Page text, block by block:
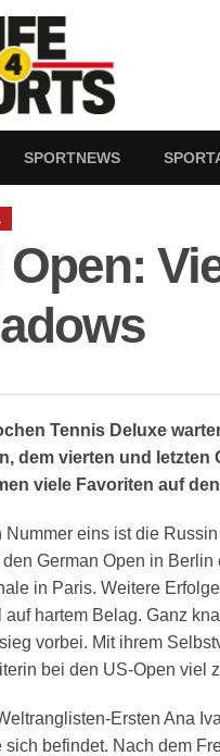
SPORTNEWS
Open:
Tennis Deluxe
dem vierten und
viele Favoriten auf
Nummer eins ist die
German Open in
in Paris. Weitere
auf hartem Belag. Ganz
vorbei. Mit ihrem
bei den US-Open viel
Ersten Ana
sich befindet. Nach dem